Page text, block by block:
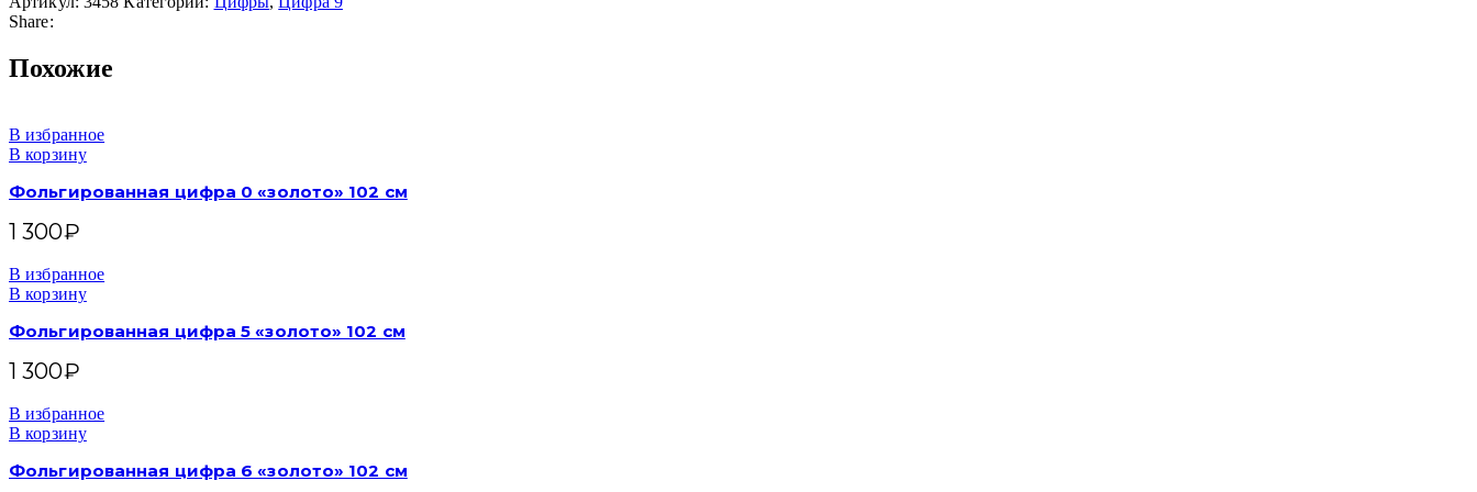
Share:
Похожие
В избранное
В корзину
Фольгированная цифра 0 «золото» 102 см
1 300₽
В избранное
В корзину
Фольгированная цифра 5 «золото» 102 см
1 300₽
В избранное
В корзину
Фольгированная цифра 6 «золото» 102 см